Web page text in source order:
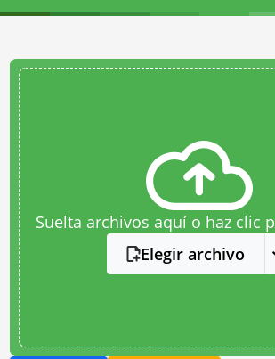
Suelta archivos aquí o haz clic
Elegir archivo